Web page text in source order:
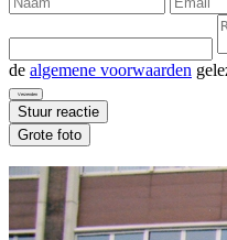
de algemene voorwaarden